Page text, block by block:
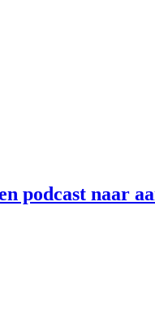
podcast naar